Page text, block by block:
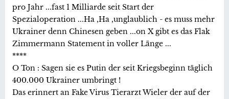
pro Jahr ...fast 1 Milliarde seit Start der
Spezialoperation ...Ha ,Ha ,unglaublich - es muss mehr
Ukrainer denn Chinesen geben ...on X gibt es das Flak
Zimmermann Statement in voller Länge ...
****
O Ton : Sagen sie es Putin der seit Kriegsbeginn täglich
400.000 Ukrainer umbringt !
Das erinnert an Fake Virus Tierarzt Wieler der auf der